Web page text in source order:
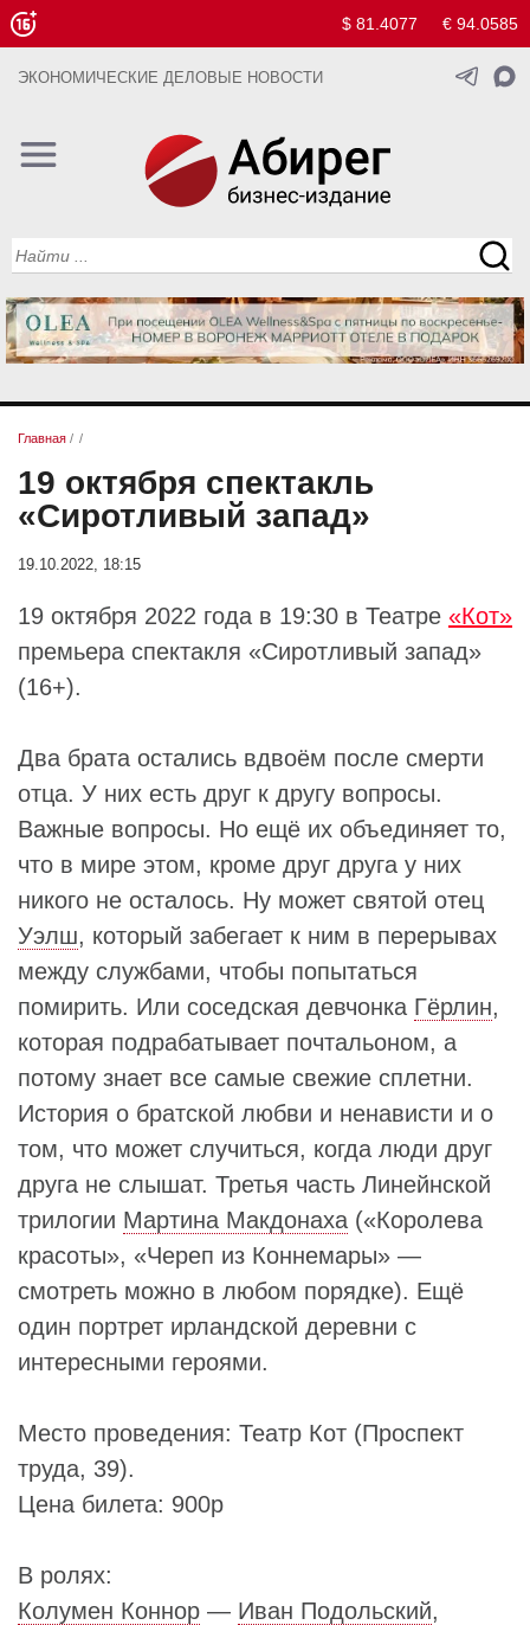
$ 81.4077 € 94.0585
ЭКОНОМИЧЕСКИЕ ДЕЛОВЫЕ НОВОСТИ
Главная / /
19 октября спектакль
«Сиротливый запад»
19.10.2022, 18:15
19 октября 2022 года в 19:30 в Театре «Кот»
премьера спектакля «Сиротливый запад»
(16+).
Два брата остались вдвоём после смерти
отца. У них есть друг к другу вопросы.
Важные вопросы. Но ещё их объединяет то,
что в мире этом, кроме друг друга у них
никого не осталось. Ну может святой отец
Уэлш, который забегает к ним в перерывах
между службами, чтобы попытаться
помирить. Или соседская девчонка Гёрлин,
которая подрабатывает почтальоном, а
потому знает все самые свежие сплетни.
История о братской любви и ненависти и о
том, что может случиться, когда люди друг
друга не слышат. Третья часть Линейнской
трилогии Мартина Макдонаха («Королева
красоты», «Череп из Коннемары» —
смотреть можно в любом порядке). Ещё
один портрет ирландской деревни с
интересными героями.
Место проведения: Театр Кот (Проспект
труда, 39).
Цена билета: 900р
В ролях:
Колумен Коннор — Иван Подольский,